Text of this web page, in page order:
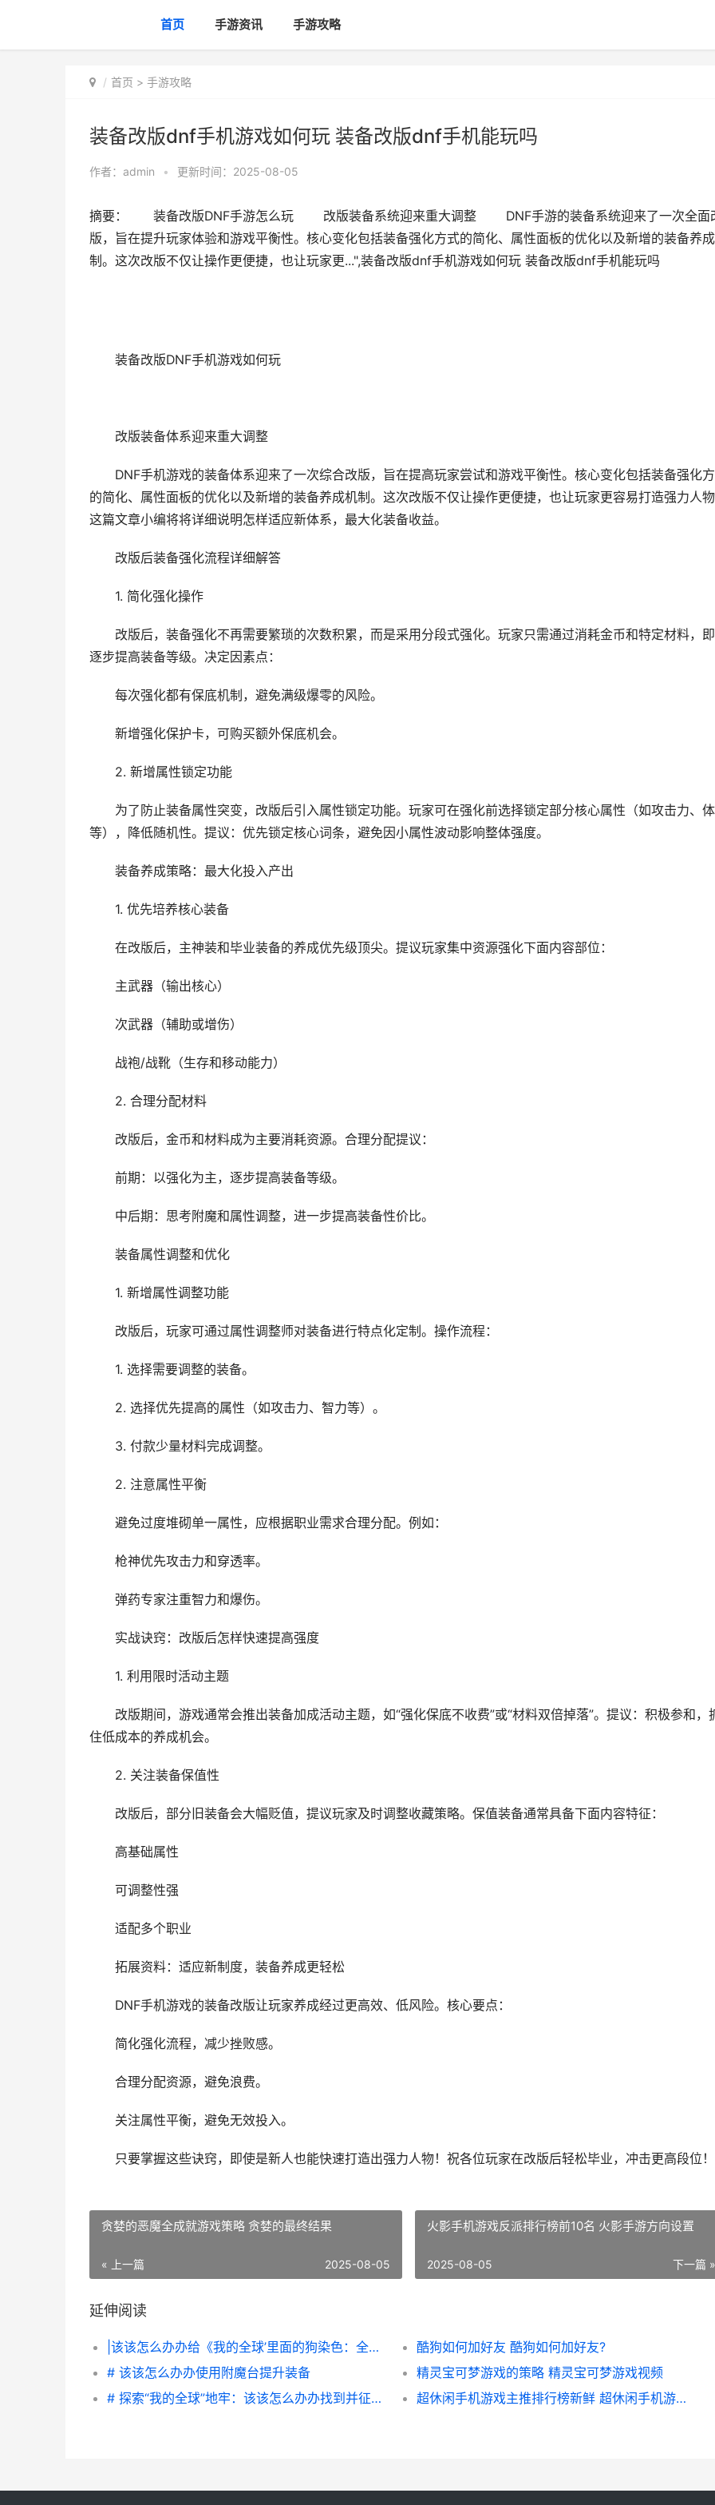
首页 手游资讯 手游攻略
首页 > 手游攻略
装备改版dnf手机游戏如何玩 装备改版dnf手机能玩吗
作者： admin • 更新时间：2025-08-05
摘要： 装备改版DNF手游怎么玩 改版装备系统迎来重大调整 DNF手游的装备系统迎来了一次全面
版，旨在提升玩家体验和游戏平衡性。核心变化包括装备强化方式的简化、属性面板的优化以及新增的装备养
制。这次改版不仅让操作更便捷，也让玩家更...",装备改版dnf手机游戏如何玩 装备改版dnf手机能玩吗
装备改版DNF手机游戏如何玩
改版装备体系迎来重大调整
DNF手机游戏的装备体系迎来了一次综合改版，旨在提高玩家尝试和游戏平衡性。核心变化包括装备强化
的简化、属性面板的优化以及新增的装备养成机制。这次改版不仅让操作更便捷，也让玩家更容易打造强力人
这篇文章小编将将详细说明怎样适应新体系，最大化装备收益。
改版后装备强化流程详细解答
1. 简化强化操作
改版后，装备强化不再需要繁琐的次数积累，而是采用分段式强化。玩家只需通过消耗金币和特定材料，
逐步提高装备等级。决定因素点：
每次强化都有保底机制，避免满级爆零的风险。
新增强化保护卡，可购买额外保底机会。
2. 新增属性锁定功能
为了防止装备属性突变，改版后引入属性锁定功能。玩家可在强化前选择锁定部分核心属性（如攻击力、
等），降低随机性。提议：优先锁定核心词条，避免因小属性波动影响整体强度。
装备养成策略：最大化投入产出
1. 优先培养核心装备
在改版后，主神装和毕业装备的养成优先级顶尖。提议玩家集中资源强化下面内容部位：
主武器（输出核心）
次武器（辅助或增伤）
战袍/战靴（生存和移动能力）
2. 合理分配材料
改版后，金币和材料成为主要消耗资源。合理分配提议：
前期：以强化为主，逐步提高装备等级。
中后期：思考附魔和属性调整，进一步提高装备性价比。
装备属性调整和优化
1. 新增属性调整功能
改版后，玩家可通过属性调整师对装备进行特点化定制。操作流程：
1. 选择需要调整的装备。
2. 选择优先提高的属性（如攻击力、智力等）。
3. 付款少量材料完成调整。
2. 注意属性平衡
避免过度堆砌单一属性，应根据职业需求合理分配。例如：
枪神优先攻击力和穿透率。
弹药专家注重智力和爆伤。
实战诀窍：改版后怎样快速提高强度
1. 利用限时活动主题
改版期间，游戏通常会推出装备加成活动主题，如“强化保底不收费”或“材料双倍掉落”。提议：积极参和，
住低成本的养成机会。
2. 关注装备保值性
改版后，部分旧装备会大幅贬值，提议玩家及时调整收藏策略。保值装备通常具备下面内容特征：
高基础属性
可调整性强
适配多个职业
拓展资料：适应新制度，装备养成更轻松
DNF手机游戏的装备改版让玩家养成经过更高效、低风险。核心要点：
简化强化流程，减少挫败感。
合理分配资源，避免浪费。
关注属性平衡，避免无效投入。
只要掌握这些诀窍，即使是新人也能快速打造出强力人物！祝各位玩家在改版后轻松毕业，冲击更高段位！
贪婪的恶魔全成就游戏策略 贪婪的最终结果
« 上一篇 2025-08-05
火影手机游戏反派排行榜前10名 火影手游方向设置
下一篇 »
2025-08-05
延伸阅读
|该该怎么办办给《我的全球’里面的狗染色：全方位指南|
酷狗如何加好友 酷狗如何加好友?
# 该该怎么办办使用附魔台提升装备
精灵宝可梦游戏的策略 精灵宝可梦游戏视频
# 探索“我的全球”地牢：该该怎么办办找到并征服地牢
超休闲手机游戏主推排行榜新鲜 超休闲手机游戏推荐